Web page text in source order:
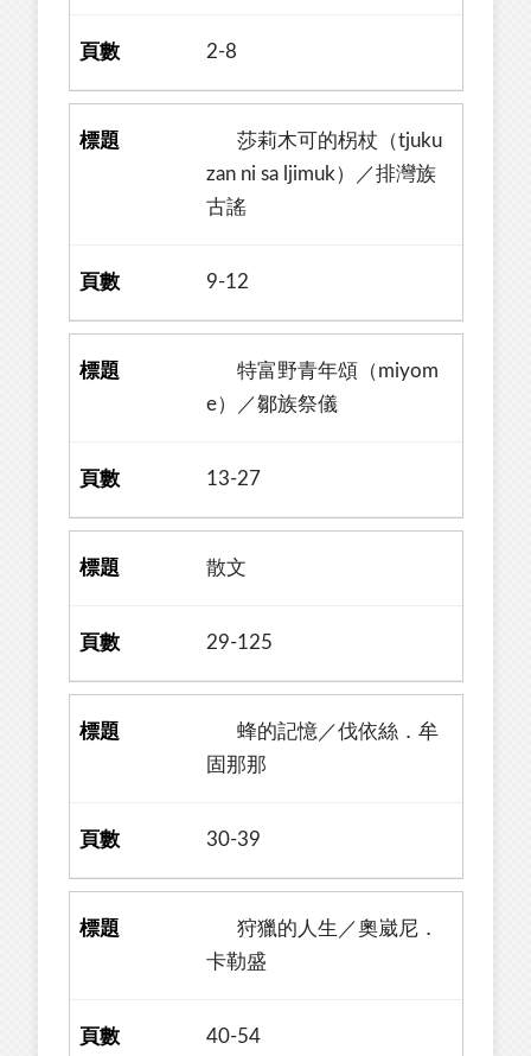
2-8
莎莉木可的柺杖（tjuku
zan ni sa ljimuk）／排灣族
古謠
9-12
特富野青年頌（miyom
e）／鄒族祭儀
13-27
散文
29-125
蜂的記憶／伐依絲．牟
固那那
30-39
狩獵的人生／奧崴尼．
卡勒盛
40-54